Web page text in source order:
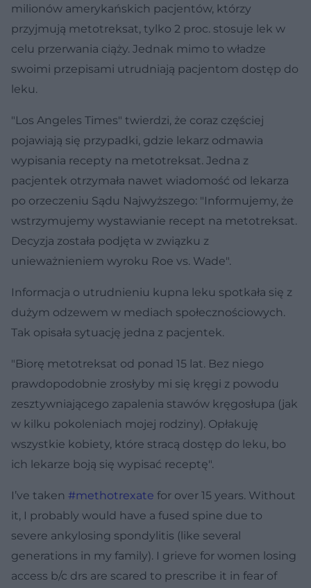
milionów amerykańskich pacjentów, którzy
przyjmują metotreksat, tylko 2 proc. stosuje lek w
celu przerwania ciąży. Jednak mimo to władze
swoimi przepisami utrudniają pacjentom dostęp do
leku.
"Los Angeles Times" twierdzi, że coraz częściej
pojawiają się przypadki, gdzie lekarz odmawia
wypisania recepty na metotreksat. Jedna z
pacjentek otrzymała nawet wiadomość od lekarza
po orzeczeniu Sądu Najwyższego: "Informujemy, że
wstrzymujemy wystawianie recept na metotreksat.
Decyzja została podjęta w związku z
unieważnieniem wyroku Roe vs. Wade".
Informacja o utrudnieniu kupna leku spotkała się z
dużym odzewem w mediach społecznościowych.
Tak opisała sytuację jedna z pacjentek.
"Biorę metotreksat od ponad 15 lat. Bez niego
prawdopodobnie zrosłyby mi się kręgi z powodu
zesztywniającego zapalenia stawów kręgosłupa (jak
w kilku pokoleniach mojej rodziny). Opłakuję
wszystkie kobiety, które stracą dostęp do leku, bo
ich lekarze boją się wypisać receptę".
I’ve taken #methotrexate for over 15 years. Without
it, I probably would have a fused spine due to
severe ankylosing spondylitis (like several
generations in my family). I grieve for women losing
access b/c drs are scared to prescribe it in fear of